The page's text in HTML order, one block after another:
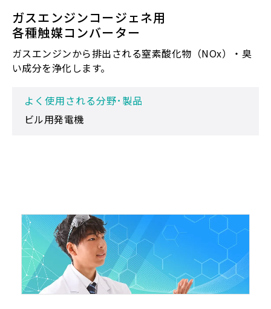
ガスエンジンコージェネ用
各種触媒コンバーター
ガスエンジンから排出される窒素酸化物（NOx）・臭
い成分を浄化します。
よく使用される分野･製品
ビル用発電機